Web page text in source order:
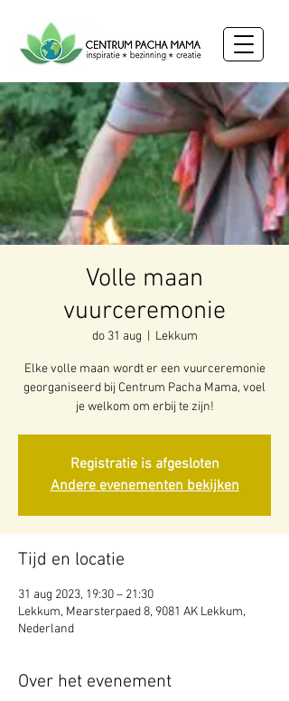
Volle maan
vuurceremonie
do 31 aug Lekkum
Elke volle maan wordt er een vuurceremonie
georganiseerd bij Centrum Pacha Mama, voel
je welkom om erbij te zijn!
Registratie is afgesloten
Andere evenementen bekijken
Tijd en locatie
31 aug 2023, 19:30 – 21:30
Lekkum, Mearsterpaed 8, 9081 AK Lekkum,
Nederland
Over het evenement